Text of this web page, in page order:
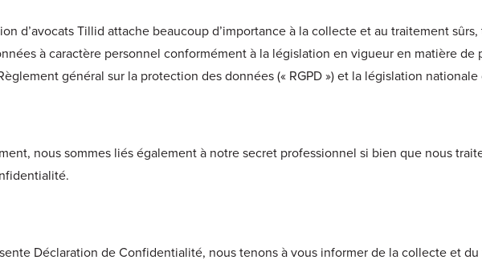
d’avocats Tillid attache beaucoup d’importance à la collecte et au traitement
à caractère personnel conformément à la législation en vigueur en matière de
général sur la protection des données (« RGPD ») et la législation nationale
nous sommes liés également à notre secret professionnel si bien que nous
Déclaration de Confidentialité, nous tenons à vous informer de la collecte et